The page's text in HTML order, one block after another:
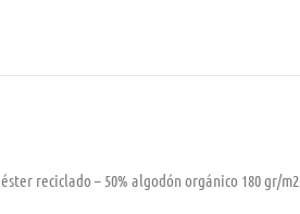
reciclado – 50% algodón orgánico 180 gr/m2.